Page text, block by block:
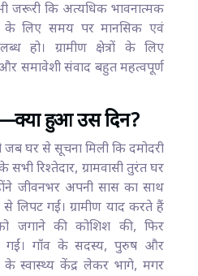
जरूरी कि अत्यधिक भावनात्मक
के लिए समय पर मानसिक एवं
हो। ग्रामीण क्षेत्रों के लिए
और समावेशी संवाद बहुत महत्वपूर्ण
हुआ उस दिन?
जब घर से सूचना मिली कि दमोदरी
रिश्तेदार, ग्रामवासी तुरंत घर
जीवनभर अपनी सास का साथ
लिपट गईं। ग्रामीण याद करते हैं
जगाने की कोशिश की, फिर
गईं। गाँव के सदस्य, पुरुष और
के स्वास्थ्य केंद्र लेकर भागे, मगर